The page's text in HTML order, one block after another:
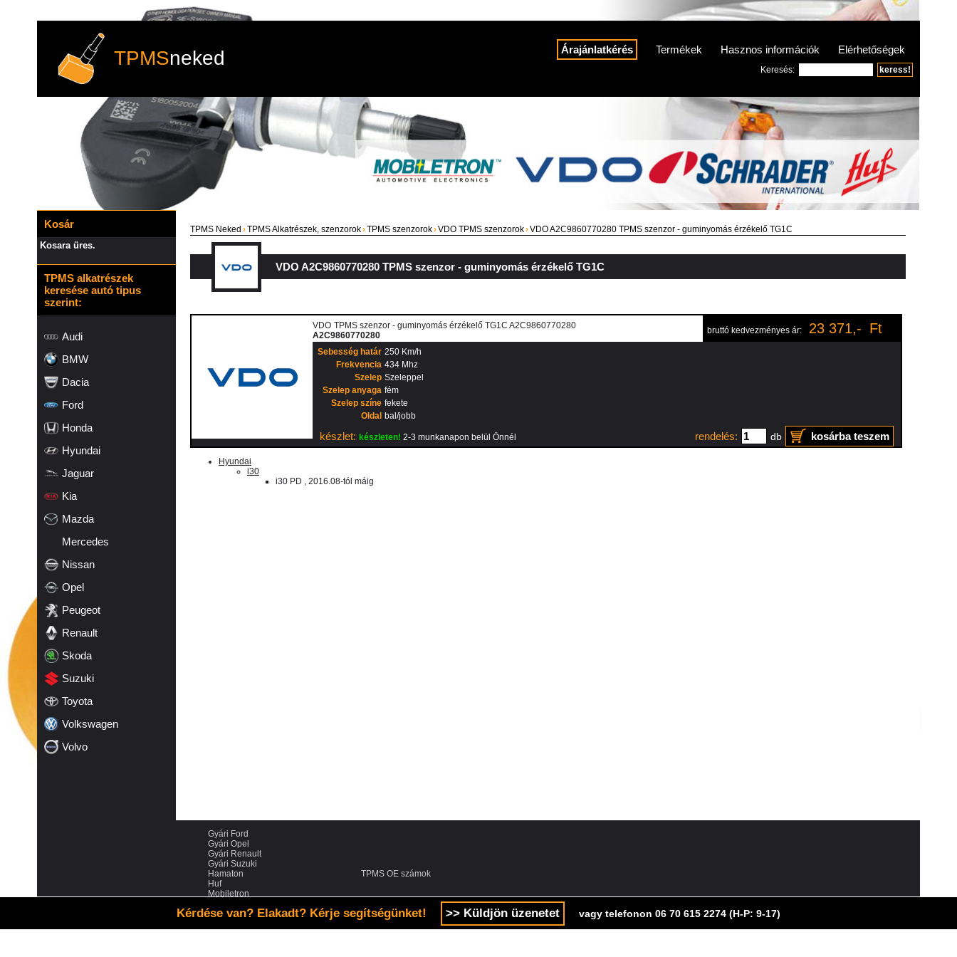
TPMSneked Árajánlatkérés Termékek Hasznos információk Elérhetőségek
Keresés:
Kosár
Kosara üres.
TPMS alkatrészek
keresése autó tipus
szerint:
Audi
BMW
Dacia
Ford
Honda
Hyundai
Jaguar
Kia
Mazda
Mercedes
Nissan
Opel
Peugeot
Renault
Skoda
Suzuki
Toyota
Volkswagen
Volvo
TPMS Neked ›TPMS Alkatrészek, szenzorok›TPMS szenzorok›VDO TPMS szenzorok›VDO A2C9860770280 TPMS szenzor - guminyomás érzékelő TG1C
VDO A2C9860770280 TPMS szenzor - guminyomás érzékelő TG1C
VDO TPMS szenzor - guminyomás érzékelő TG1C A2C9860770280
A2C9860770280
bruttó kedvezményes ár: 23 371,- Ft
Sebesség határ 250 Km/h
Frekvencia 434 Mhz
Szelep Szeleppel
Szelep anyaga fém
Szelep színe fekete
Oldal bal/jobb
készlet: készleten! 2-3 munkanapon belül Önnél rendelés: db kosárba teszem
Hyundai
i30
i30 PD , 2016.08-tól máig
Gyári Ford
Gyári Opel
Gyári Renault
Gyári Suzuki
Hamaton
Huf
Mobiletron
VDO
TPMS OE számok
Kérdése van? Elakadt? Kérje segítségünket! >> Küldjön üzenetet vagy telefonon 06 70 615 2274 (H-P: 9-17)